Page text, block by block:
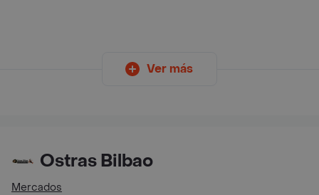
Ver más
Ostras Bilbao
Mercados